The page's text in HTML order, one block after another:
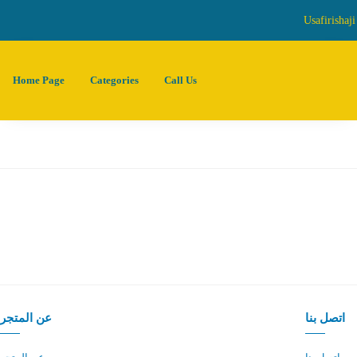
Usafirishaji
Home Page Categories Call Us
عن المتجر اتصل بنا